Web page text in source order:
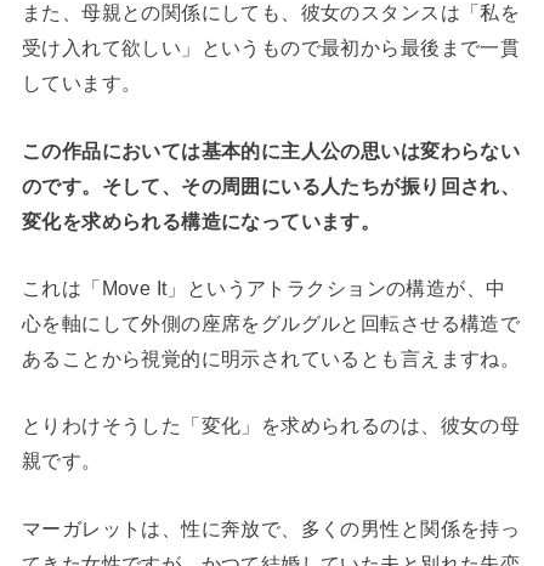
また、母親との関係にしても、彼女のスタンスは「私を
受け入れて欲しい」というもので最初から最後まで一貫
しています。
この作品においては基本的に主人公の思いは変わらない
のです。そして、その周囲にいる人たちが振り回され、
変化を求められる構造になっています。
これは「Move It」というアトラクションの構造が、中
心を軸にして外側の座席をグルグルと回転させる構造で
あることから視覚的に明示されているとも言えますね。
とりわけそうした「変化」を求められるのは、彼女の母
親です。
マーガレットは、性に奔放で、多くの男性と関係を持っ